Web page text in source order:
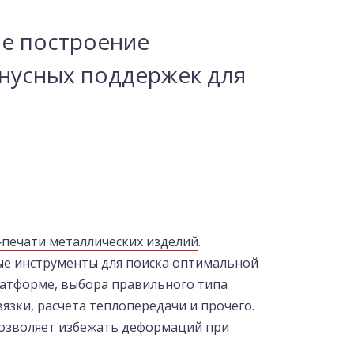
построение
поддержек для
металлических изделий.
инструменты для поиска оптимальной
выбора правильного типа
расчета теплопередачи и прочего.
избежать деформаций при